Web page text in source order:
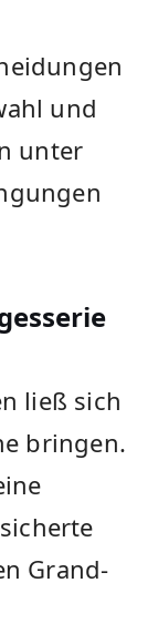
und
unter
ließ sich
bringen.
Grand-